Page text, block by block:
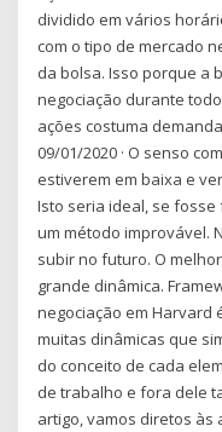
dividido em vários
com o tipo de mercado
da bolsa. Isso porque a
negociação durante
ações costuma
09/01/2020 · O senso
estiverem em baixa e
Isto seria ideal, se
um método improvável.
subir no futuro. O
grande dinâmica.
negociação em Harvard
muitas dinâmicas que
do conceito de cada
de trabalho e fora dele
artigo, vamos diretos